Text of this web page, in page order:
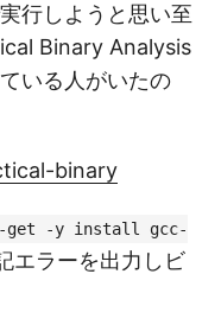
行しようと思い至
Binary Analysis
いる人がいたの
binary
get -y install gcc-
エラーを出力しビ